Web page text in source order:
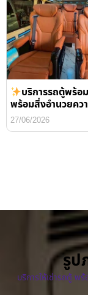
บริการรถตู้พร้อ
พร้อมสิ่งอำนวยคว
27/06/2026
รูป
บริการให้เช่ารถตู้ พ